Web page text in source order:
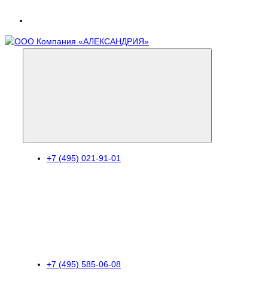
+7 (495) 021-91-01
+7 (495) 585-06-08